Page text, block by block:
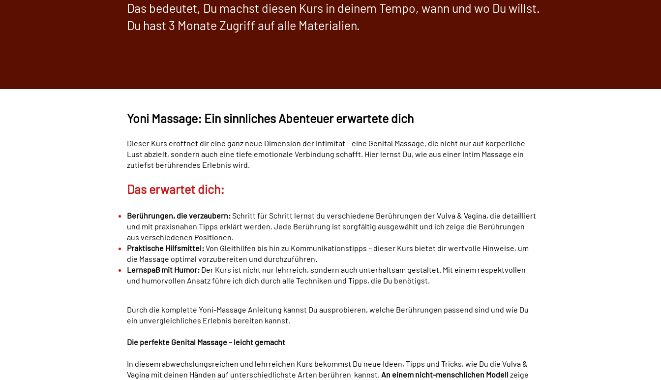
Das bedeutet, Du machst diesen Kurs in deinem Tempo, wann und wo Du willst.
Du hast 3 Monate Zugriff auf alle Materialien.
Yoni Massage: Ein sinnliches Abenteuer erwartete dich
Dieser Kurs eröffnet dir eine ganz neue Dimension der Intimität – eine Genital Massage, die nicht nur auf körperliche
Lust abzielt, sondern auch eine tiefe emotionale Verbindung schafft. Hier lernst Du, wie aus einer Intim Massage ein
zutiefst berührendes Erlebnis wird.
Das erwartet dich:
Berührungen, die verzaubern: Schritt für Schritt lernst du verschiedene Berührungen der Vulva & Vagina, die detailliert
und mit praxisnahen Tipps erklärt werden. Jede Berührung ist sorgfältig ausgewählt und ich zeige die Berührungen
aus verschiedenen Positionen.
Praktische Hilfsmittel:Von Gleithilfen bis hin zu Kommunikationstipps – dieser Kurs bietet dir wertvolle Hinweise, um
die Massage optimal vorzubereiten und durchzuführen.
Lernspaß mit Humor: Der Kurs ist nicht nur lehrreich, sondern auch unterhaltsam gestaltet. Mit einem respektvollen
und humorvollen Ansatz führe ich dich durch alle Techniken und Tipps, die Du benötigst.
Durch die komplette Yoni-Massage Anleitung kannst Du ausprobieren, welche Berührungen passend sind und wie Du
ein unvergleichliches Erlebnis bereiten kannst.
Die perfekte Genital Massage – leicht gemacht
In diesem abwechslungsreichen und lehrreichen Kurs bekommst Du neue Ideen, Tipps und Tricks, wie Du die Vulva &
Vagina mit deinen Händen auf unterschiedlichste Arten berühren kannst. An einem nicht-menschlichen Modell zeige